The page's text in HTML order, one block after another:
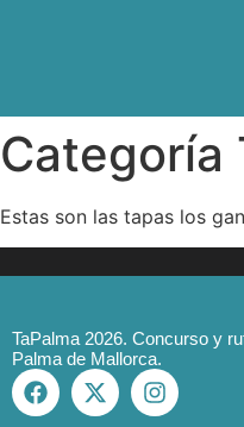
Categoría
Estas son las tapas los
TaPalma 2026. Concurso y
Palma de Mallorca.